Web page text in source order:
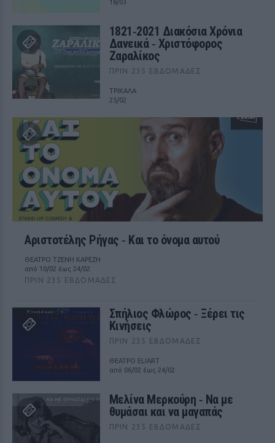
18/03
1821‑2021 Διακόσια Χρόνια
Δανεικά ‑ Χριστόφορος
Ζαραλίκος
ΠΡΙΝ 235 ΕΒΔΟΜΆΔΕΣ
ΤΡΙΚΑΛΑ
25/02
Αριστοτέλης Ρήγας ‑ Kαι το όνομα αυτού
ΘΕΑΤΡΟ ΤΖΕΝΗ ΚΑΡΕΖΗ
από 10/02 έως 24/02
ΠΡΙΝ 235 ΕΒΔΟΜΆΔΕΣ
Σπήλιος Φλώρος ‑ Ξέρει τις
Κινήσεις
ΠΡΙΝ 235 ΕΒΔΟΜΆΔΕΣ
ΘΕΑΤΡΟ ELIART
από 06/02 έως 24/02
Μελίνα Μερκούρη ‑ Να με
θυμάσαι και να μαγαπάς
ΠΡΙΝ 235 ΕΒΔΟΜΆΔΕΣ